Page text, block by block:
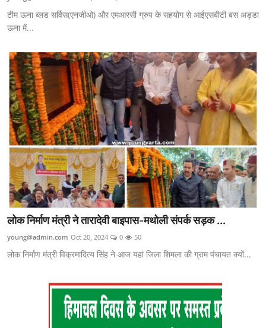
टीम ऊना ब्लड सर्विस(एनजीओ) और एमआरसी ग्रुप के सहयोग से आईएसबीटी बस अड्डा
ऊना में...
लोक निर्माण मंत्री ने तारादेवी बाइपास-मथोली संपर्क सड़क ...
young@admin.com Oct 20, 2024 0 50
लोक निर्माण मंत्री विक्रमादित्य सिंह ने आज यहां जिला शिमला की ग्राम पंचायत क्यों...